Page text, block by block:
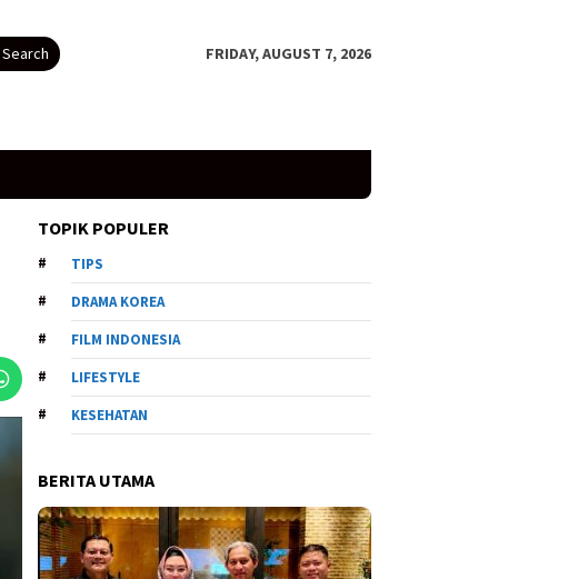
Search FRIDAY, AUGUST 7, 2026
TOPIK POPULER
TIPS
DRAMA KOREA
FILM INDONESIA
LIFESTYLE
KESEHATAN
BERITA UTAMA